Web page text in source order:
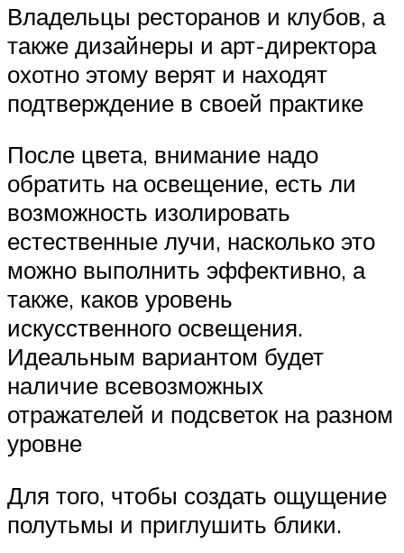
Владельцы ресторанов и клубов, а
также дизайнеры и арт-директора
охотно этому верят и находят
подтверждение в своей практике
После цвета, внимание надо
обратить на освещение, есть ли
возможность изолировать
естественные лучи, насколько это
можно выполнить эффективно, а
также, каков уровень
искусственного освещения.
Идеальным вариантом будет
наличие всевозможных
отражателей и подсветок на разном
уровне
Для того, чтобы создать ощущение
полутьмы и приглушить блики.